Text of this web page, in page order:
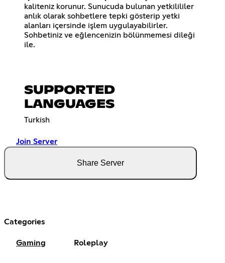
kaliteniz korunur. Sunucuda bulunan yetkilililer
anlık olarak sohbetlere tepki gösterip yetki
alanları içersinde işlem uygulayabilirler.
Sohbetiniz ve eğlencenizin bölünmemesi dileği
ile.
SUPPORTED
LANGUAGES
Turkish
Join Server
Share Server
Categories
Gaming Roleplay